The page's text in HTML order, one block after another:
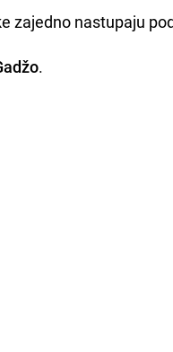
zajedno nastupaju
.